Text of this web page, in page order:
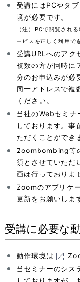
受講にはPCやタ
境が必要です。
（注）PCで閲覧され
ービスを正しく利用で
受講URLへのアク
複数の方が同時に
分のお申込みが必
同一アドレスで複
ください。
当社のWebセミナ
しております。事
ただくことができ
Zoombombing等
須とさせていただ
画は行っておりま
Zoomのアプリケ
更新をお願いしま
受講に必要な
動作環境は
当セミナーのシス